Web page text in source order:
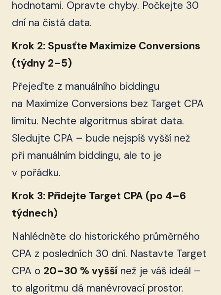
hodnotami. Opravte chyby. Počkejte 30
dní na čistá data.
Krok 2: Spusťte Maximize Conversions
(týdny 2–5)
Přejeďte z manuálního biddingu
na Maximize Conversions bez Target CPA
limitu. Nechte algoritmus sbírat data.
Sledujte CPA – bude nejspíš vyšší než
při manuálním biddingu, ale to je
v pořádku.
Krok 3: Přidejte Target CPA (po 4–6
týdnech)
Nahlédněte do historického průměrného
CPA z posledních 30 dní. Nastavte Target
CPA o 20–30 % vyšší než je váš ideál –
to algoritmu dá manévrovací prostor.